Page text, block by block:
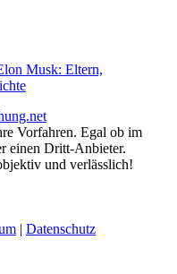
Musk: Eltern,
Vorfahren. Egal ob im
einen Dritt-Anbieter.
und verlässlich!
| Datenschutz